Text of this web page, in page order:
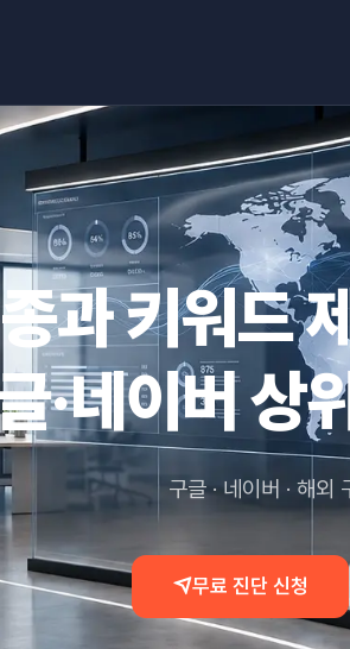
과 키워드
·네이버 상
구글 · 네이버 · 해외
무료 진단 신청